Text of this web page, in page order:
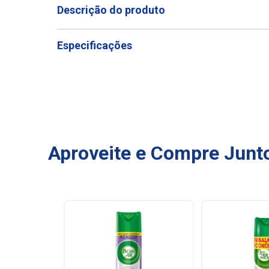
Descrição do produto
Especificações
Aproveite e Compre